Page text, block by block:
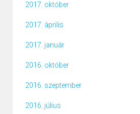
2017. október
2017. április
2017. január
2016. október
2016. szeptember
2016. július